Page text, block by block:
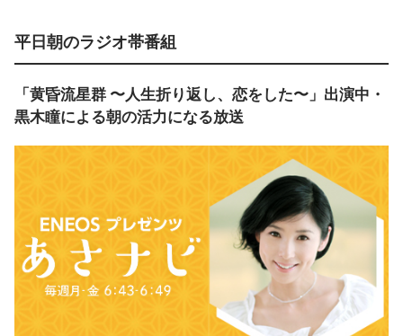
平日朝のラジオ帯番組
「黄昏流星群 〜人生折り返し、恋をした〜」出演中・
黒木瞳による朝の活力になる放送